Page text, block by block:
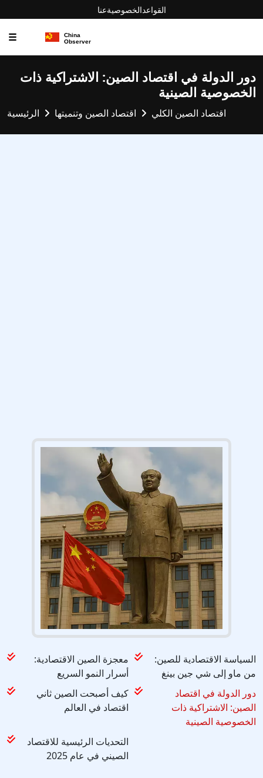
عناالخصوصيةالقواعد
☰
دور الدولة في اقتصاد الصين: الاشتراكية ذات
الخصوصية الصينية
الرئيسية اقتصاد الصين وتنميتها اقتصاد الصين الكلي
معجزة الصين الاقتصادية:
أسرار النمو السريع
السياسة الاقتصادية للصين:
من ماو إلى شي جين بينغ
كيف أصبحت الصين ثاني
اقتصاد في العالم
دور الدولة في اقتصاد
الصين: الاشتراكية ذات
الخصوصية الصينية
التحديات الرئيسية للاقتصاد
الصيني في عام 2025